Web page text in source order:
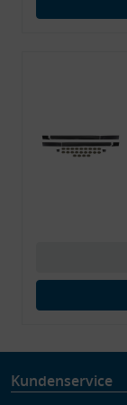
Kundenservice
Verwendung